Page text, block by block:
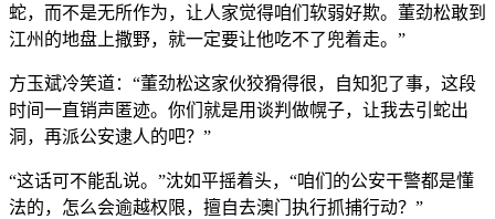
蛇，而不是无所作为，让人家觉得咱们软弱好欺。董劲松敢到
江州的地盘上撒野，就一定要让他吃不了兜着走。”
方玉斌冷笑道：“董劲松这家伙狡猾得很，自知犯了事，这段
时间一直销声匿迹。你们就是用谈判做幌子，让我去引蛇出
洞，再派公安逮人的吧？”
“这话可不能乱说。”沈如平摇着头，“咱们的公安干警都是懂
法的，怎么会逾越权限，擅自去澳门执行抓捕行动？”